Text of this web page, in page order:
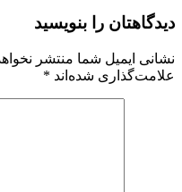
دیدگاهتان را بنویسید
نشانی ایمیل شما منتشر
علامت‌گذاری شده‌اند *